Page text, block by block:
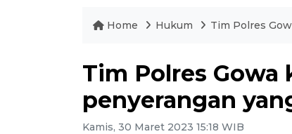
Home Hukum Tim Polres
Tim Polres Gowa
penyerangan
Kamis, 30 Maret 2023 15:18 WIB